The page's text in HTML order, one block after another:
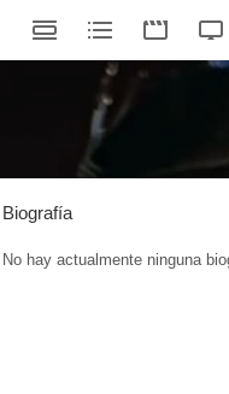
Biografía
No hay actualmente ninguna